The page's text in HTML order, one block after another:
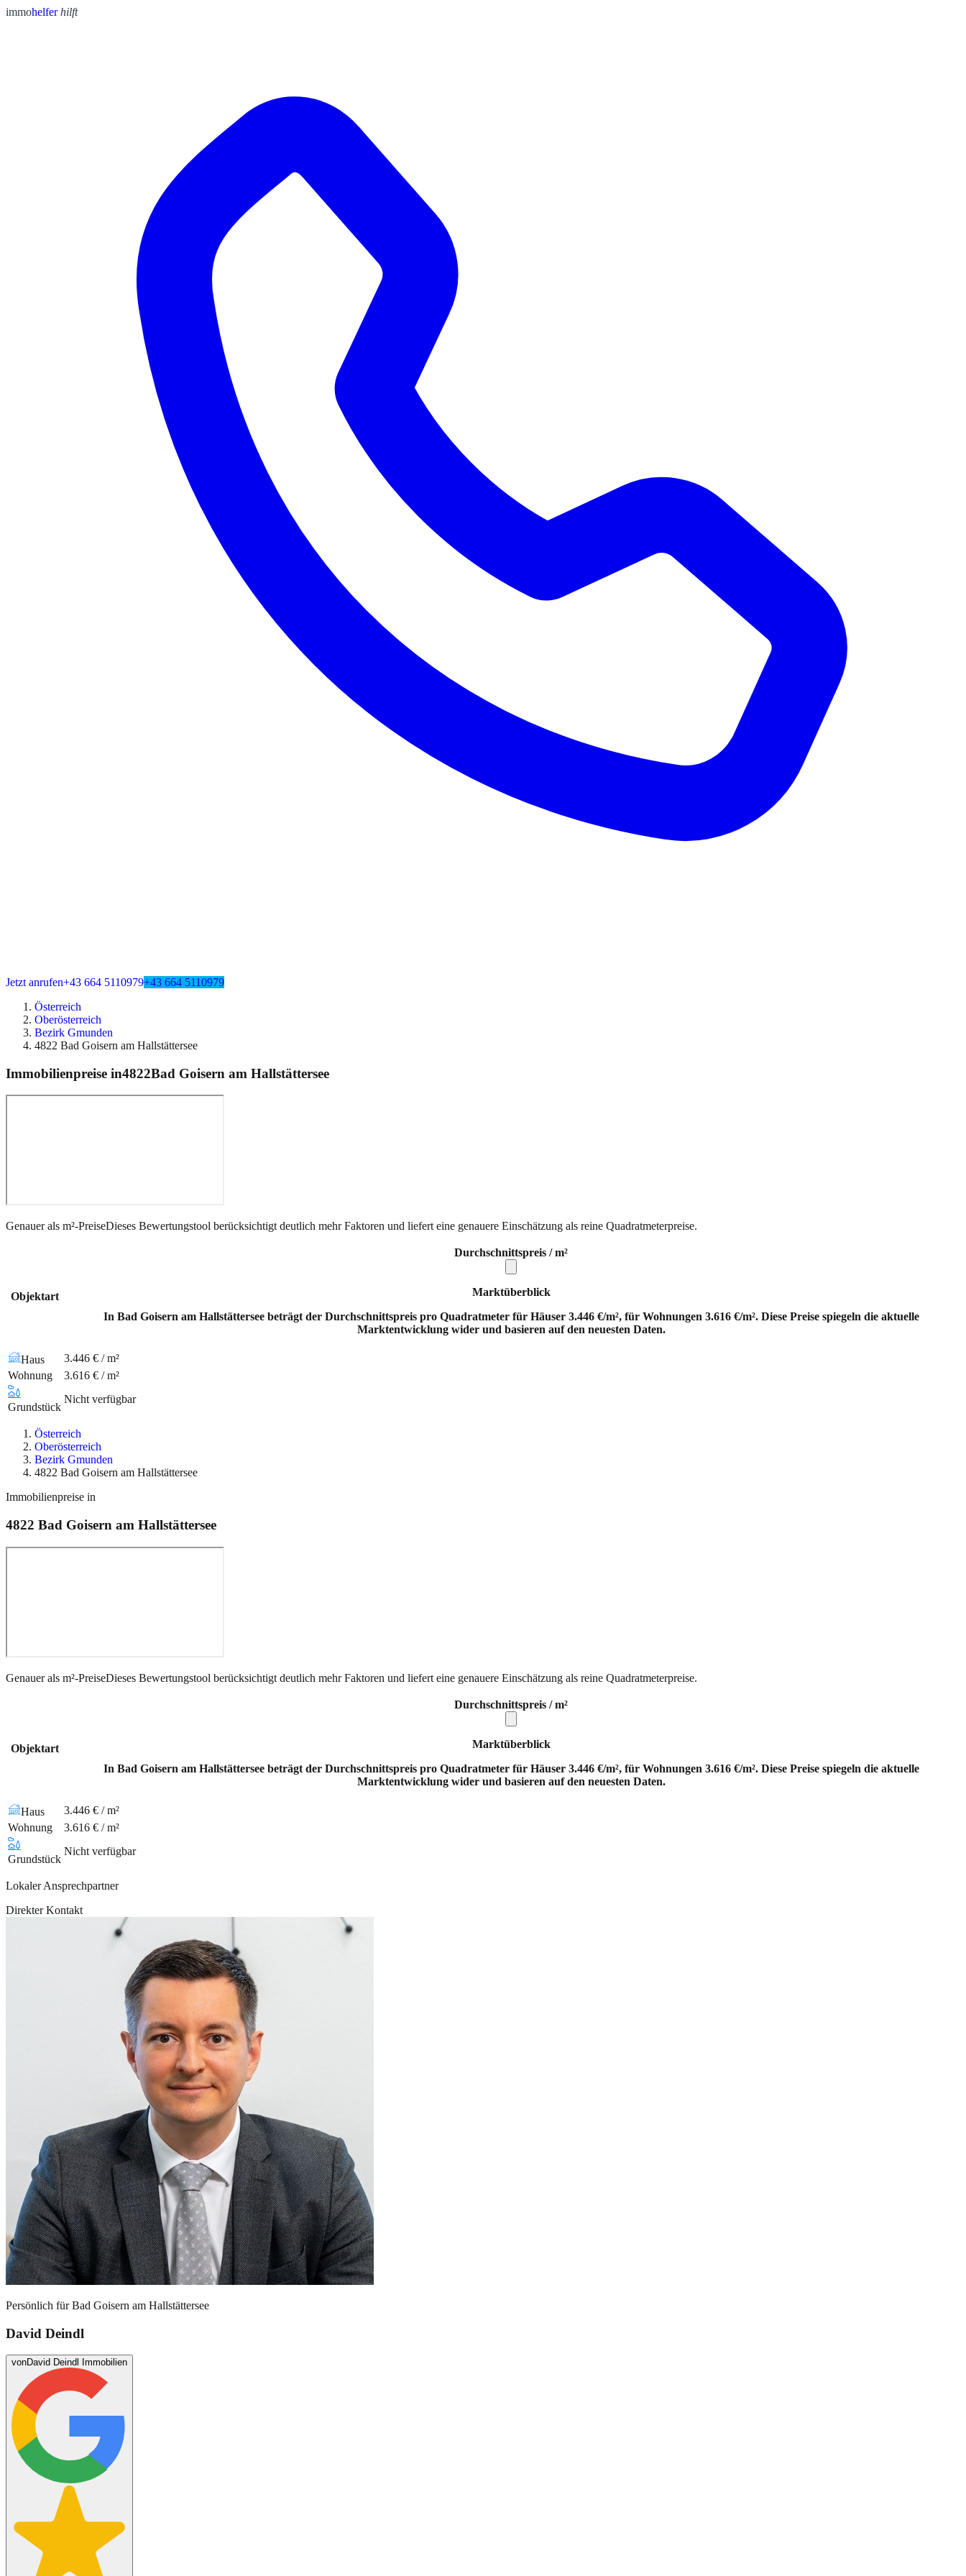
immohelfer hilft
Jetzt anrufen+43 664 5110979+43 664 5110979
Österreich
Oberösterreich
Bezirk Gmunden
4822 Bad Goisern am Hallstättersee
Immobilienpreise in4822Bad Goisern am Hallstättersee
Genauer als m²-PreiseDieses Bewertungstool berücksichtigt deutlich mehr Faktoren und liefert eine genauere Einschätzung als reine Quadratmeterpreise.
Objektart
Durchschnittspreis / m²
Marktüberblick
In Bad Goisern am Hallstättersee beträgt der Durchschnittspreis pro Quadratmeter für Häuser 3.446 €/m², für Wohnungen 3.616 €/m². Diese Preise spiegeln die aktuelle
Marktentwicklung wider und basieren auf den neuesten Daten.
Haus
3.446 € / m²
Wohnung
3.616 € / m²
Grundstück
Nicht verfügbar
Österreich
Oberösterreich
Bezirk Gmunden
4822 Bad Goisern am Hallstättersee
Immobilienpreise in
4822 Bad Goisern am Hallstättersee
Genauer als m²-PreiseDieses Bewertungstool berücksichtigt deutlich mehr Faktoren und liefert eine genauere Einschätzung als reine Quadratmeterpreise.
Objektart
Durchschnittspreis / m²
Marktüberblick
In Bad Goisern am Hallstättersee beträgt der Durchschnittspreis pro Quadratmeter für Häuser 3.446 €/m², für Wohnungen 3.616 €/m². Diese Preise spiegeln die aktuelle
Marktentwicklung wider und basieren auf den neuesten Daten.
Haus
3.446 € / m²
Wohnung
3.616 € / m²
Grundstück
Nicht verfügbar
Lokaler Ansprechpartner
Direkter Kontakt
Persönlich fürBad Goisern am Hallstättersee
David Deindl
vonDavid Deindl Immobilien